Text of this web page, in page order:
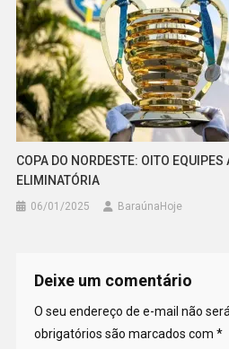
COPA DO NORDESTE: OITO
ELIMINATÓRIA
06/01/2025 BaraúnaHoje
Deixe um comentário
O seu endereço de e-mail não
obrigatórios são marcados com *